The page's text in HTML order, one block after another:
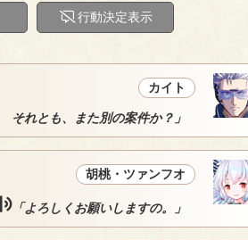
行動決定表示
カイト
れとも、また別の案件か？」
胡桃・ツァンフオ
「よろしくお願いしますの。」